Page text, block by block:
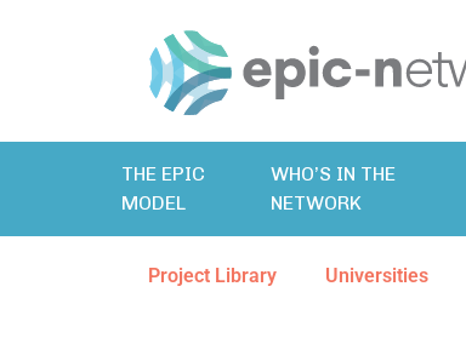
THE EPIC
MODEL
WHO’S IN THE
NETWORK
Project Library Universities